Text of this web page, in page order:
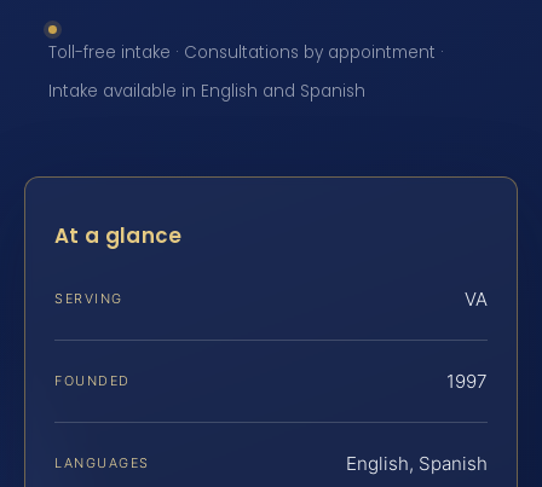
Toll-free intake · Consultations by appointment ·
Intake available in English and Spanish
At a glance
SERVING VA
FOUNDED 1997
LANGUAGES English, Spanish